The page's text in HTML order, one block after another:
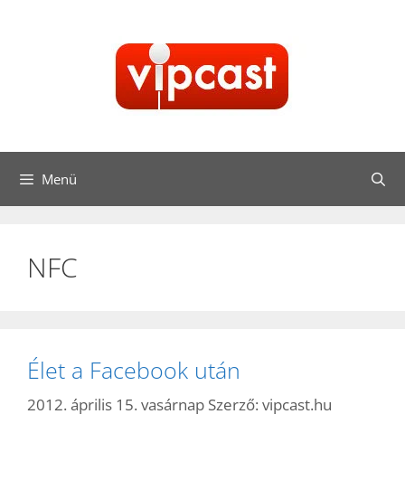
Menü
NFC
Élet a Facebook után
2012. április 15. vasárnap Szerző: vipcast.hu